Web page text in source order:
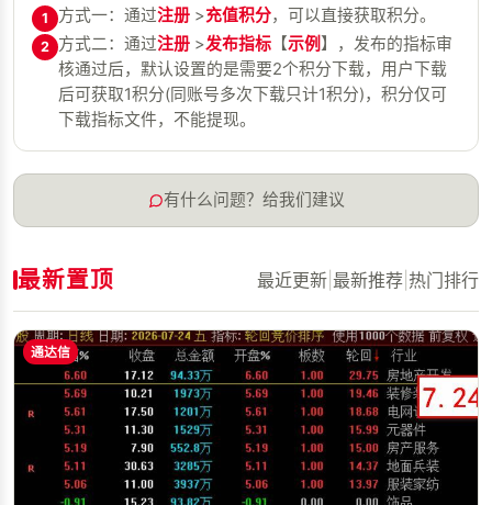
1 方式一：通过注册 >充值积分，可以直接获取积分。
2 方式二：通过注册 >发布指标 【示例 】，发布的指标审
核通过后，默认设置的是需要2个积分下载，用户下载
后可获取1积分(同账号多次下载只计1积分)，积分仅可
下载指标文件，不能提现。
有什么问题？给我们建议
最新置顶 最近更新 最新推荐 热门排行
通达信